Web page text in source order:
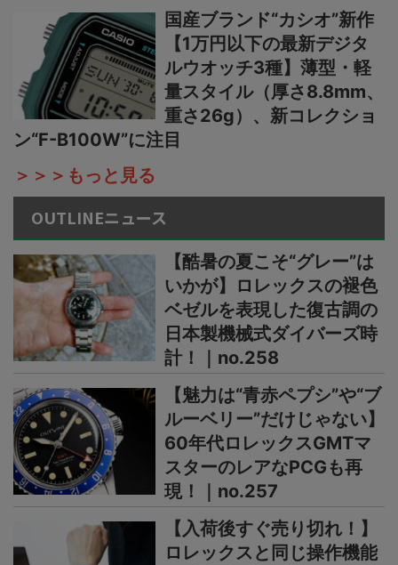
国産ブランド“カシオ”新作
【1万円以下の最新デジタ
ルウオッチ3種】薄型・軽
量スタイル（厚さ8.8mm、
重さ26g）、新コレクショ
ン“F-B100W”に注目
＞＞＞もっと見る
OUTLINEニュース
【酷暑の夏こそ“グレー”は
いかが】ロレックスの褪色
ベゼルを表現した復古調の
日本製機械式ダイバーズ時
計！｜no.258
【魅力は“青赤ペプシ”や“ブ
ルーベリー”だけじゃない】
60年代ロレックスGMTマ
スターのレアなPCGも再
現！｜no.257
【入荷後すぐ売り切れ！】
ロレックスと同じ操作機能